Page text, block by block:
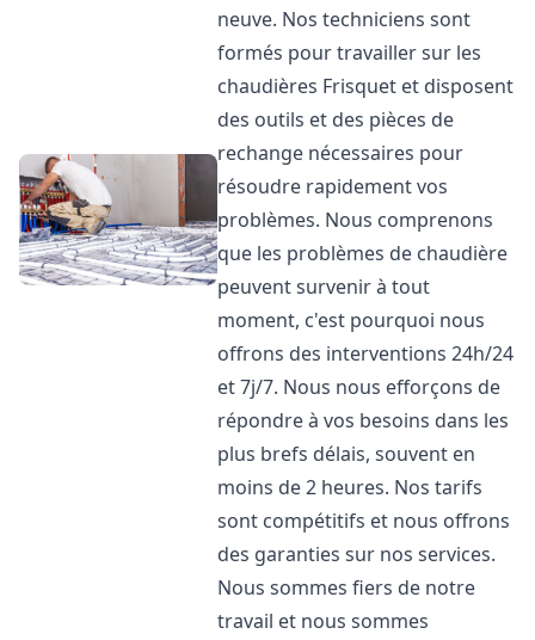
neuve. Nos techniciens sont
formés pour travailler sur les
chaudières Frisquet et disposent
des outils et des pièces de
rechange nécessaires pour
résoudre rapidement vos
problèmes. Nous comprenons
que les problèmes de chaudière
peuvent survenir à tout
moment, c'est pourquoi nous
offrons des interventions 24h/24
et 7j/7. Nous nous efforçons de
répondre à vos besoins dans les
plus brefs délais, souvent en
moins de 2 heures. Nos tarifs
sont compétitifs et nous offrons
des garanties sur nos services.
Nous sommes fiers de notre
travail et nous sommes